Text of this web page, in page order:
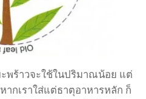
พร้าวจะใช้ในปริมาณน้อย แต่
กเราใส่แต่ธาตุอาหารหลัก ก็